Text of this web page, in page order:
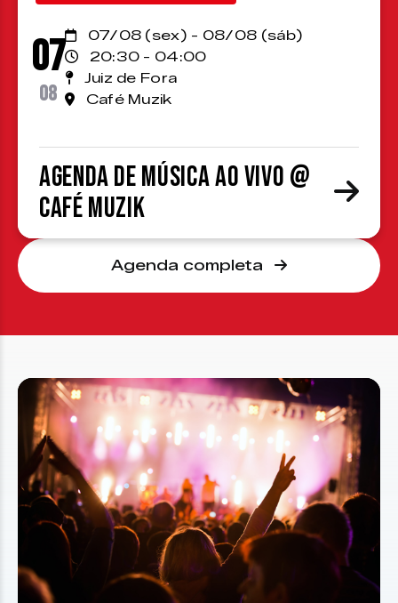
07
08
07/08 (sex) - 08/08 (sáb)
20:30 - 04:00
Juiz de Fora
Café Muzik
Agenda de Música ao Vivo @
Café Muzik
Agenda completa